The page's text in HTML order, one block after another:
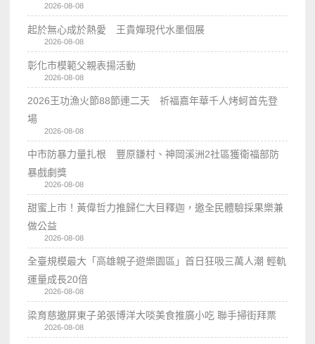
2026-08-08
起於無心成於熱愛 王貴嬋現代水墨個展
2026-08-08
彰化市模範父親表揚活動
2026-08-08
2026王功漁火節88節連二天 祈福嘉年華千人烤蚵首先登
場
2026-08-08
中市防暴力量扎根 豐原鎌村、神岡溪洲2社區獲衛福部防
暴戲劇獎
2026-08-08
甜蜜上市！黃偉哲力推歸仁大目釋迦，邀全民體驗採果樂兼
做公益
2026-08-08
全臺規模最大「高雄親子遊樂園區」首日狂吸三萬人潮 輕軌
運量成長20倍
2026-08-08
梁育慈邀屏東子弟張博洋大啖美食推廣小吃 聯手掃街拜票
2026-08-08